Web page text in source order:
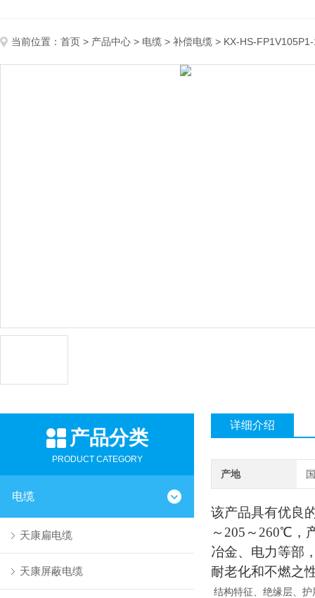
当前位置： 首页 > 产品中心 > 电缆 > 补偿电缆 > KX-HS-
产品分类
PRODUCT CATEGORY
电缆
天康扁电缆
天康屏蔽电缆
详细介绍
产地
该产品具有优良
～205～260℃，
冶金、电力等部
耐老化和不燃之
结构特征、绝缘层、